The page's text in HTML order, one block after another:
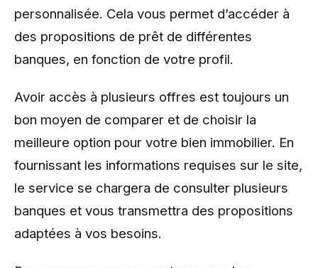
personnalisée. Cela vous permet d’accéder à
des propositions de prêt de différentes
banques, en fonction de votre profil.
Avoir accès à plusieurs offres est toujours un
bon moyen de comparer et de choisir la
meilleure option pour votre bien immobilier. En
fournissant les informations requises sur le site,
le service se chargera de consulter plusieurs
banques et vous transmettra des propositions
adaptées à vos besoins.